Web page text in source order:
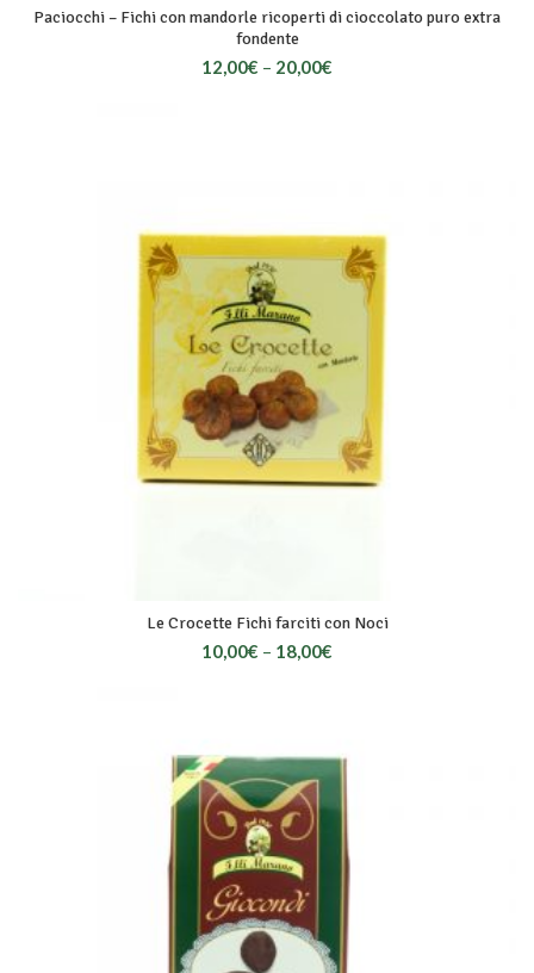
Paciocchi – Fichi con mandorle ricoperti di cioccolato puro extra
fondente
12,00€ – 20,00€
Le Crocette Fichi farciti con Noci
10,00€ – 18,00€